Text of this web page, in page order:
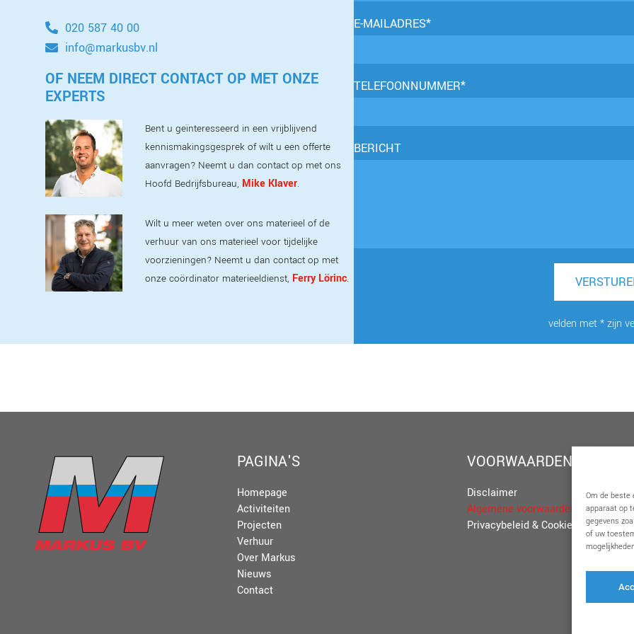
Om de beste
apparaat op
gegevens
of uw
020 587 40 00
info@markusbv.nl
OF NEEM DIRECT CONTACT OP MET ONZE
EXPERTS
Bent u geïnteresseerd in een vrijblijvend
kennismakingsgesprek of wilt u een offerte
aanvragen? Neemt u dan contact op met ons
Hoofd Bedrijfsbureau, Mike Klaver.
Wilt u meer weten over ons materieel of de
verhuur van ons materieel voor tijdelijke
voorzieningen? Neemt u dan contact op met
onze coördinator materieeldienst, Ferry Lörinc.
E-MAILADRES*
TELEFOONNUMMER*
BERICHT
velden met * zijn
PAGINA'S
Homepage
Activiteiten
Projecten
Verhuur
Over Markus
Nieuws
Contact
VOORWAARDEN
Disclaimer
Algemene voorwaarden
Privacybeleid & Cookies